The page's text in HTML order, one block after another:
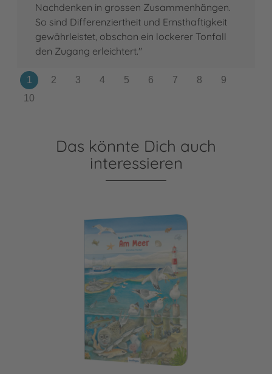
Nachdenken in grossen Zusammenhängen.
So sind Differenziertheit und Ernsthaftigkeit
gewährleistet, obschon ein lockerer Tonfall
den Zugang erleichtert."
Das könnte Dich auch
interessieren
Mein erstes Wimmelbuch: Am Meer